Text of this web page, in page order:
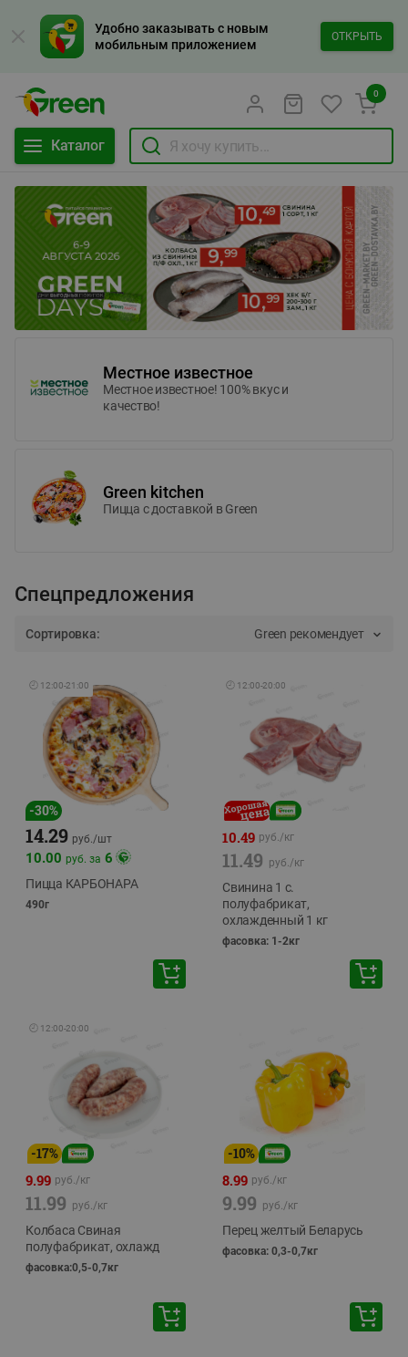
Удобно заказывать с новым
мобильным приложением
ОТКРЫТЬ
Каталог
0
Местное известное
Местное известное! 100% вкус и
качество!
Green kitchen
Пицца c доставкой в Green
Спецпредложения
Сортировка: Green рекомендует
🕘 12:00-21:00
-30%
14.29 руб./шт
10.00 руб. за 6
Пицца КАРБОНАРА
490г
🕘 12:00-20:00
10.49 руб./кг
11.49 руб./кг
Свинина 1 с.
полуфабрикат,
охлажденный 1 кг
фасовка: 1-2кг
🕘 12:00-20:00
-17%
9.99 руб./кг
11.99 руб./кг
Колбаса Свиная
полуфабрикат, охлажд
фасовка:0,5-0,7кг
-10%
8.99 руб./кг
9.99 руб./кг
Перец желтый Беларусь
фасовка: 0,3-0,7кг